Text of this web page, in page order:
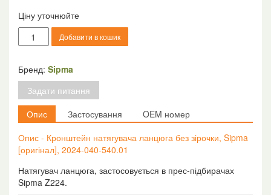
Ціну уточнюйте
Кронштейн
натягувача
без
зірочки,
Sipma
[оригінал],
2024-
540.01
кількість
Добавити в кошик
Бренд: Sipma
Задати питання
Опис
Застосування
OEM номер
Опис - Кронштейн натягувача ланцюга без зірочки, Sipma
[оригінал], 2024-040-540.01
Натягувач ланцюга, застосовується в прес-підбирачах
Sipma Z224.